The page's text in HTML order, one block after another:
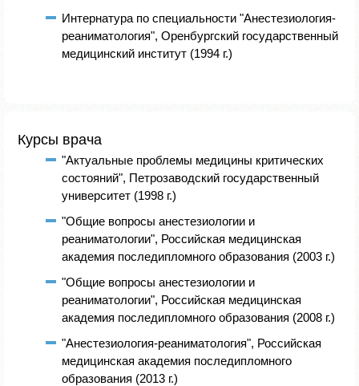
Интернатура по специальности "Анестезиология-
реаниматология", Оренбургский государственный
медицинский институт (1994 г.)
Курсы врача
"Актуальные проблемы медицины критических
состояний", Петрозаводский государственный
университет (1998 г.)
"Общие вопросы анестезиологии и
реаниматологии", Российская медицинская
академия последипломного образования (2003 г.)
"Общие вопросы анестезиологии и
реаниматологии", Российская медицинская
академия последипломного образования (2008 г.)
"Анестезиология-реаниматология", Российская
медицинская академия последипломного
образования (2013 г.)